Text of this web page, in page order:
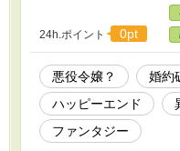
（https://
続編（同人誌書き下ろし分
24h.ポイント
0pt
悪役令嬢？ 婚約
ハッピーエンド
ファンタジー